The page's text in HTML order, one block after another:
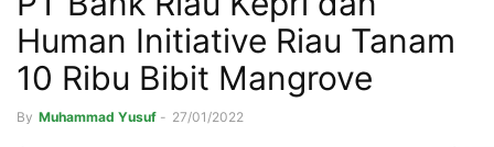
Human Initiative Riau Tanam
10 Ribu Bibit Mangrove
By Muhammad Yusuf - 27/01/2022